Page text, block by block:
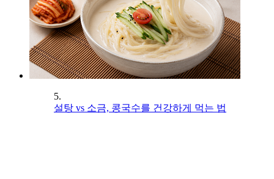
5.
설탕 vs 소금, 콩국수를 건강하게 먹는 법